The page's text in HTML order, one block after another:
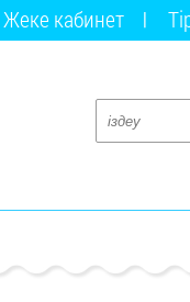
Жеке кабинет